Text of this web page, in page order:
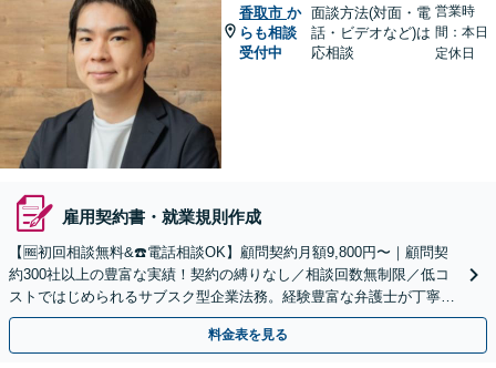
香取市 か
らも相談
受付中
面談方法(対面・電
話・ビデオなど)は
応相談
営業時
間：本日
定休日
雇用契約書・就業規則作成
【🆓初回相談無料&☎️電話相談OK】顧問契約月額9,800円〜｜顧問契
約300社以上の豊富な実績！契約の縛りなし／相談回数無制限／低コ
ストではじめられるサブスク型企業法務。経験豊富な弁護士が丁寧に
対応。【関東エリア対応】
料金表を見る